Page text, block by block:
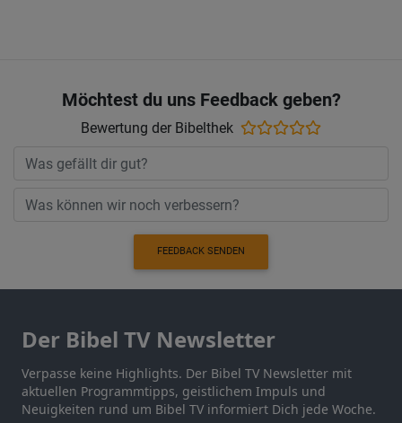
Möchtest du uns Feedback geben?
Bewertung der Bibelthek
FEEDBACK SENDEN
Der Bibel TV Newsletter
Verpasse keine Highlights. Der Bibel TV Newsletter mit
aktuellen Programmtipps, geistlichem Impuls und
Neuigkeiten rund um Bibel TV informiert Dich jede Woche.